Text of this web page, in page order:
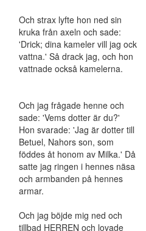
Och strax lyfte hon ned sin
kruka från axeln och sade:
'Drick; dina kameler vill jag ock
vattna.' Så drack jag, och hon
vattnade också kamelerna.
Och jag frågade henne och
sade: 'Vems dotter är du?'
Hon svarade: 'Jag är dotter till
Betuel, Nahors son, som
föddes åt honom av Milka.' Då
satte jag ringen i hennes näsa
och armbanden på hennes
armar.
Och jag böjde mig ned och
tillbad HERREN och lovade